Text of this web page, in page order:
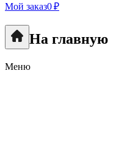
Мой заказ0 ₽
На главную
Меню